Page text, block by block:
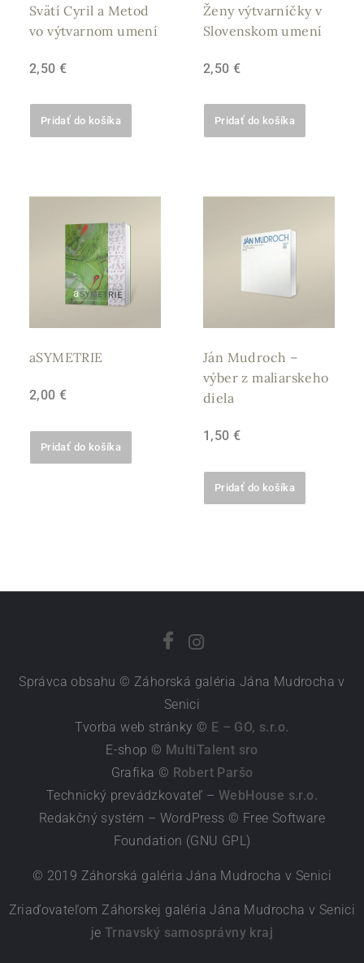
Svätí Cyril a Metod
vo výtvarnom umení
2,50 €
Pridať do košíka
Ženy výtvarníčky v
Slovenskom umení
2,50 €
Pridať do košíka
aSYMETRIE
2,00 €
Pridať do košíka
Ján Mudroch –
výber z maliarskeho
diela
1,50 €
Pridať do košíka
Správca obsahu © Záhorská galéria Jána Mudrocha v
Senici
Tvorba web stránky © E – GO, s.r.o.
E-shop © MultiTalent sro
Grafika © Robert Paršo
Technický prevádzkovateľ – WebHouse s.r.o.
Redakčný systém – WordPress © Free Software
Foundation (GNU GPL)
© 2019 Záhorská galéria Jána Mudrocha v Senici
Zriaďovateľom Záhorskej galéria Jána Mudrocha v Senici
jeTrnavský samosprávny kraj